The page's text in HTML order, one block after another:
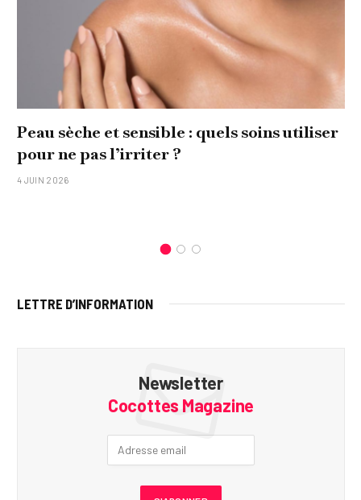
Peau sèche et sensible : quels soins utiliser
pour ne pas l’irriter ?
4 JUIN 2026
LETTRE D’INFORMATION
Newsletter
Cocottes Magazine